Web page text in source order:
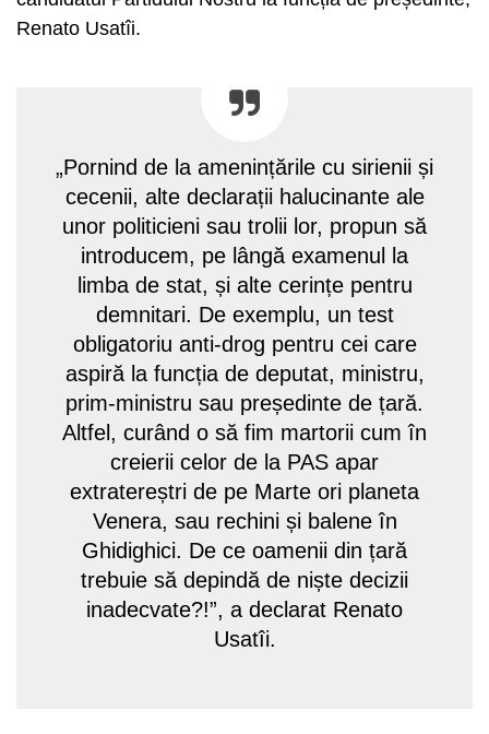
Renato Usatîi.
„Pornind de la amenințările cu sirienii și
cecenii, alte declarații halucinante ale
unor politicieni sau trolii lor, propun să
introducem, pe lângă examenul la
limba de stat, și alte cerințe pentru
demnitari. De exemplu, un test
obligatoriu anti-drog pentru cei care
aspiră la funcția de deputat, ministru,
prim-ministru sau președinte de țară.
Altfel, curând o să fim martorii cum în
creierii celor de la PAS apar
extratereștri de pe Marte ori planeta
Venera, sau rechini și balene în
Ghidighici. De ce oamenii din țară
trebuie să depindă de niște decizii
inadecvate?!”, a declarat Renato
Usatîi.